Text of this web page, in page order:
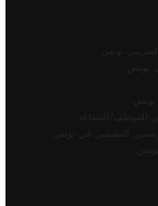
تونس
تونس
المتقاعد
المقيمين في تونس